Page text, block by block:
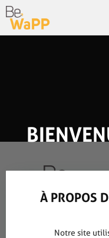
Qui sommes-
À PROPOS
Notre site